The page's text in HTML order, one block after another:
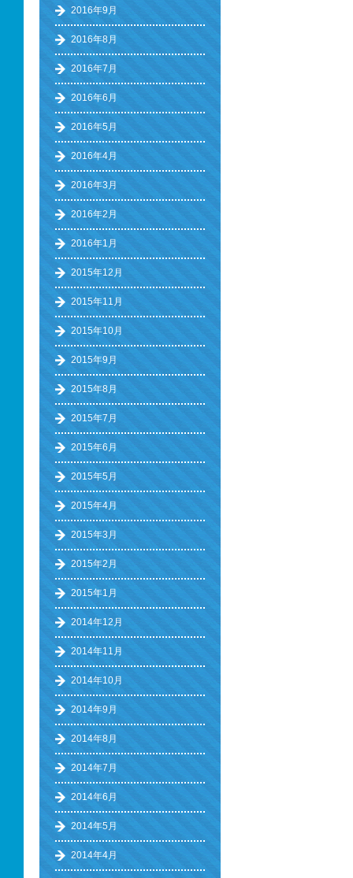
2016年9月
2016年8月
2016年7月
2016年6月
2016年5月
2016年4月
2016年3月
2016年2月
2016年1月
2015年12月
2015年11月
2015年10月
2015年9月
2015年8月
2015年7月
2015年6月
2015年5月
2015年4月
2015年3月
2015年2月
2015年1月
2014年12月
2014年11月
2014年10月
2014年9月
2014年8月
2014年7月
2014年6月
2014年5月
2014年4月